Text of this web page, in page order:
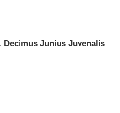
Decimus Junius Juvenalis